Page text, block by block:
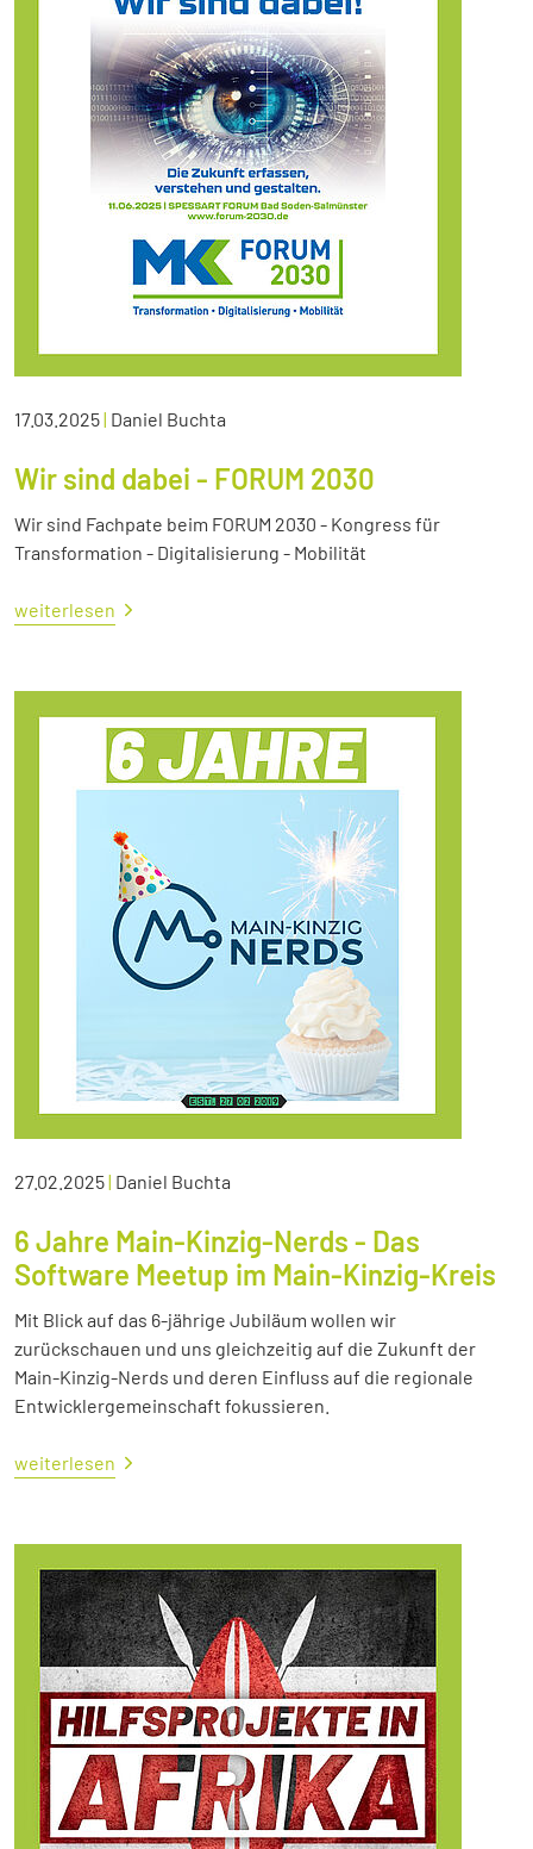
17.03.2025| Daniel Buchta
Wir sind dabei - FORUM 2030
Wir sind Fachpate beim FORUM 2030 - Kongress für
Transformation - Digitalisierung - Mobilität
weiterlesen
27.02.2025| Daniel Buchta
6 Jahre Main-Kinzig-Nerds - Das
Software Meetup im Main-Kinzig-Kreis
Mit Blick auf das 6-jährige Jubiläum wollen wir
zurückschauen und uns gleichzeitig auf die Zukunft der
Main-Kinzig-Nerds und deren Einfluss auf die regionale
Entwicklergemeinschaft fokussieren.
weiterlesen